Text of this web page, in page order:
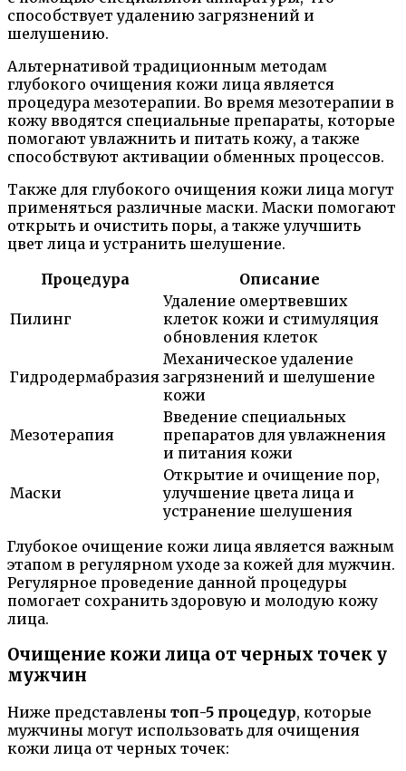
способствует удалению загрязнений и
шелушению.
Альтернативой традиционным методам
глубокого очищения кожи лица является
процедура мезотерапии. Во время мезотерапии в
кожу вводятся специальные препараты, которые
помогают увлажнить и питать кожу, а также
способствуют активации обменных процессов.
Также для глубокого очищения кожи лица могут
применяться различные маски. Маски помогают
открыть и очистить поры, а также улучшить
цвет лица и устранить шелушение.
Процедура
Описание
Пилинг
Удаление омертвевших
клеток кожи и стимуляция
обновления клеток
Гидродермабразия
Механическое удаление
загрязнений и шелушение
кожи
Мезотерапия
Введение специальных
препаратов для увлажнения
и питания кожи
Маски
Открытие и очищение пор,
улучшение цвета лица и
устранение шелушения
Глубокое очищение кожи лица является важным
этапом в регулярном уходе за кожей для мужчин.
Регулярное проведение данной процедуры
помогает сохранить здоровую и молодую кожу
лица.
Очищение кожи лица от черных точек у
мужчин
Ниже представлены топ-5 процедур, которые
мужчины могут использовать для очищения
кожи лица от черных точек: